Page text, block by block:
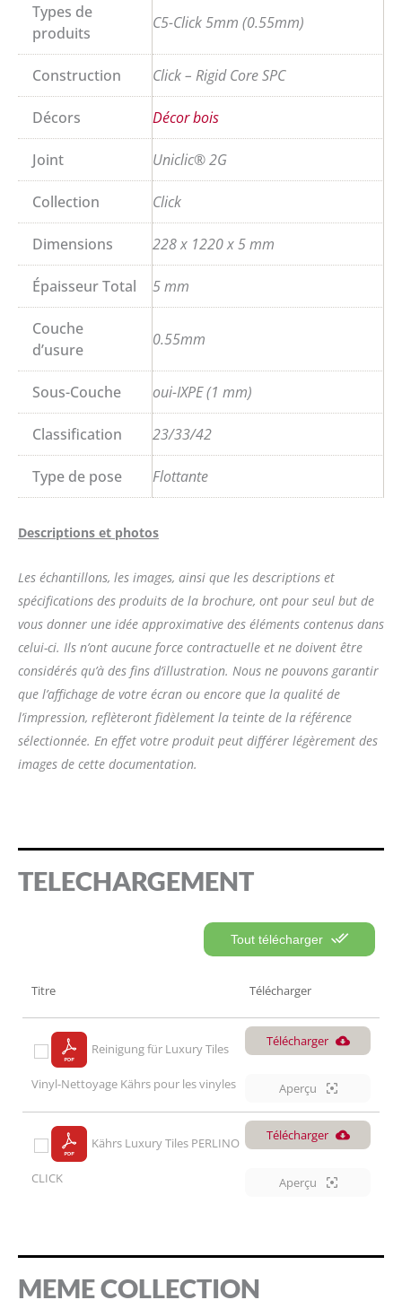
Types de
produits
C5-Click 5mm (0.55mm)
Construction Click – Rigid Core SPC
Décors Décor bois
Joint Uniclic® 2G
Collection Click
Dimensions 228 x 1220 x 5 mm
Épaisseur Total 5 mm
Couche
d’usure
0.55mm
Sous-Couche oui-IXPE (1 mm)
Classification 23/33/42
Type de pose Flottante
Descriptions et photos
Les échantillons, les images, ainsi que les descriptions et
spécifications des produits de la brochure, ont pour seul but de
vous donner une idée approximative des éléments contenus dans
celui-ci. Ils n’ont aucune force contractuelle et ne doivent être
considérés qu’à des fins d’illustration. Nous ne pouvons garantir
que l’affichage de votre écran ou encore que la qualité de
l’impression, reflèteront fidèlement la teinte de la référence
sélectionnée. En effet votre produit peut différer légèrement des
images de cette documentation.
TELECHARGEMENT
Tout télécharger
Titre Télécharger
Reinigung für Luxury Tiles
Vinyl-Nettoyage Kährs pour les vinyles
Télécharger
Aperçu
Kährs Luxury Tiles PERLINO
CLICK
Télécharger
Aperçu
MEME COLLECTION